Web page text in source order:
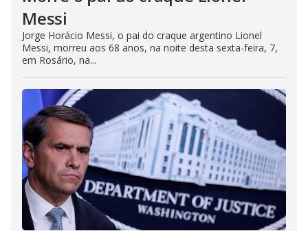
Messi
Jorge Horácio Messi, o pai do craque argentino Lionel
Messi, morreu aos 68 anos, na noite desta sexta-feira, 7,
em Rosário, na...